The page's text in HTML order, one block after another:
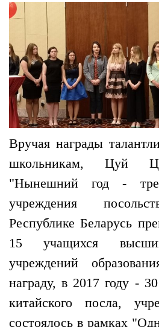
Вручая награды
школьникам, Цуй
"Нынешний год -
учреждения
Республике Беларусь
15 учащихся
учреждений
награду, в 2017 году -
китайского посла,
состоялось в рамках